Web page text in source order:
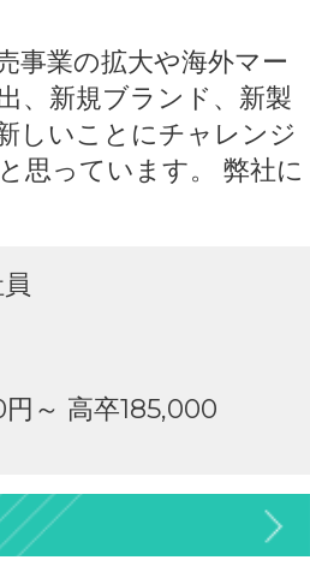
事業の拡大や海外マー
、新規ブランド、新製
しいことにチャレンジ
思っています。 弊社に
～ 高卒185,000